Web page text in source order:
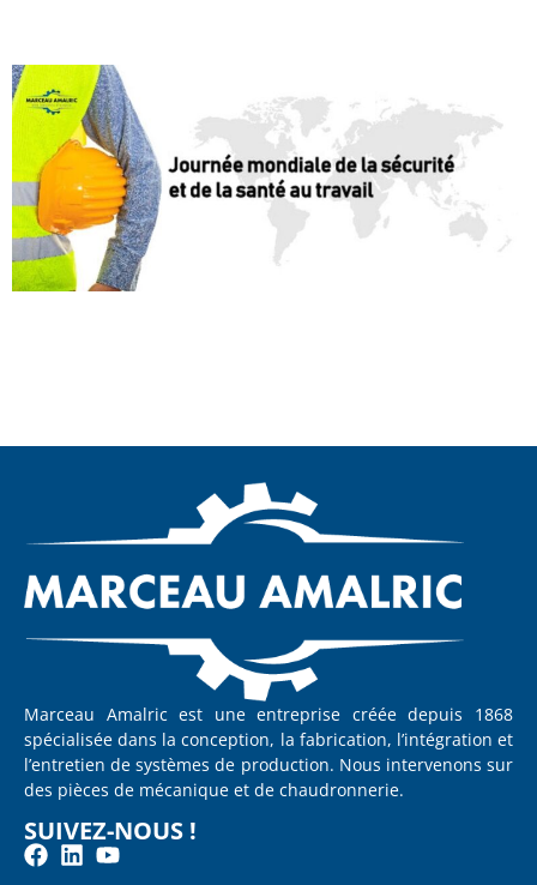
Marceau Amalric est une entreprise créée depuis 1868
spécialisée dans la conception, la fabrication, l’intégration et
l’entretien de systèmes de production. Nous intervenons sur
des pièces de mécanique et de chaudronnerie.
SUIVEZ-NOUS !